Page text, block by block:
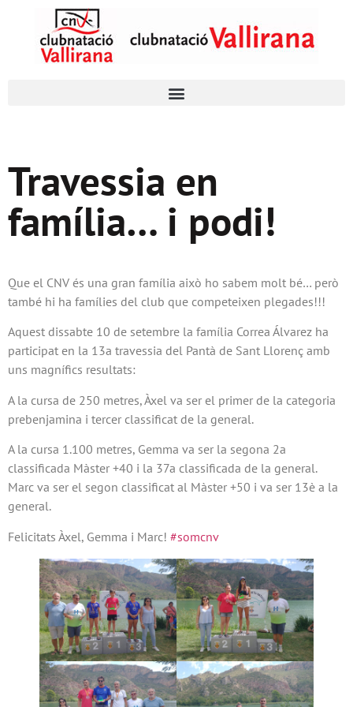
Travessia en
família… i podi!
Que el CNV és una gran família això ho sabem molt bé… però
també hi ha famílies del club que competeixen plegades!!!
Aquest dissabte 10 de setembre la família Correa Álvarez ha
participat en la 13a travessia del Pantà de Sant Llorenç amb
uns magnífics resultats:
A la cursa de 250 metres, Àxel va ser el primer de la categoria
prebenjamina i tercer classificat de la general.
A la cursa 1.100 metres, Gemma va ser la segona 2a
classificada Màster +40 i la 37a classificada de la general.
Marc va ser el segon classificat al Màster +50 i va ser 13è a la
general.
Felicitats Àxel, Gemma i Marc! #somcnv